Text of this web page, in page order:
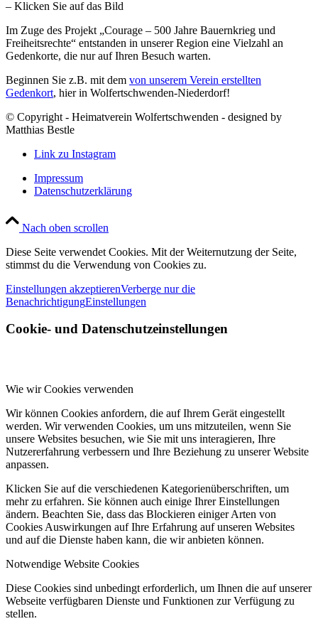
– Klicken Sie auf das Bild
Im Zuge des Projekt „Courage – 500 Jahre Bauernkrieg und
Freiheitsrechte“ entstanden in unserer Region eine Vielzahl an
Gedenkorte, die nur auf Ihren Besuch warten.
Beginnen Sie z.B. mit dem von unserem Verein erstellten
Gedenkort, hier in Wolfertschwenden-Niederdorf!
© Copyright - Heimatverein Wolfertschwenden - designed by
Matthias Bestle
Link zu Instagram
Impressum
Datenschutzerklärung
Nach oben scrollen
Diese Seite verwendet Cookies. Mit der Weiternutzung der Seite,
stimmst du die Verwendung von Cookies zu.
Einstellungen akzeptierenVerberge nur die
BenachrichtigungEinstellungen
Cookie- und Datenschutzeinstellungen
Wie wir Cookies verwenden
Wir können Cookies anfordern, die auf Ihrem Gerät eingestellt
werden. Wir verwenden Cookies, um uns mitzuteilen, wenn Sie
unsere Websites besuchen, wie Sie mit uns interagieren, Ihre
Nutzererfahrung verbessern und Ihre Beziehung zu unserer Website
anpassen.
Klicken Sie auf die verschiedenen Kategorienüberschriften, um
mehr zu erfahren. Sie können auch einige Ihrer Einstellungen
ändern. Beachten Sie, dass das Blockieren einiger Arten von
Cookies Auswirkungen auf Ihre Erfahrung auf unseren Websites
und auf die Dienste haben kann, die wir anbieten können.
Notwendige Website Cookies
Diese Cookies sind unbedingt erforderlich, um Ihnen die auf unserer
Webseite verfügbaren Dienste und Funktionen zur Verfügung zu
stellen.